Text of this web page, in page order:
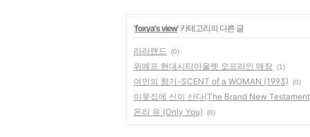
'foxya's view' 카테고리의 다른 글
라라랜드 (0)
위메프 현대시티아울렛 오프라인 매장 (1)
여인의 향기-SCENT of a WOMAN (1993) (0)
이웃집에 신이 산다(The Brand New
온리 유 (Only You)
(0)